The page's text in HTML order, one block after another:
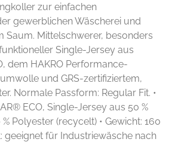
zur einfachen
gewerblichen Wäscherei und
Saum. Mittelschwerer, besonders
Single-Jersey aus
dem HAKRO Performance-
und GRS-zertifiziertem,
Normale Passform: Regular Fit. •
ECO, Single-Jersey aus 50 %
Polyester (recycelt) • Gewicht: 160
geeignet für Industriewäsche nach